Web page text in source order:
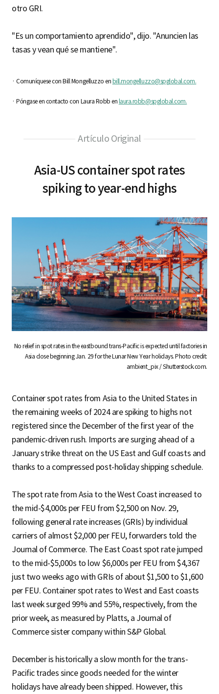
otro GRI.
"Es un comportamiento aprendido", dijo. "Anuncien las
tasas y vean qué se mantiene".
· Comuníquese con Bill Mongelluzzo en bill.mongelluzzo@spglobal.com.
· Póngase en contacto con Laura Robb en laura.robb@spglobal.com.
Artículo Original
Asia-US container spot rates
spiking to year-end highs
No relief in spot rates in the eastbound trans-Pacific is expected until factories in
Asia close beginning Jan. 29 for the Lunar New Year holidays. Photo credit:
ambient_pix / Shutterstock.com.
Container spot rates from Asia to the United States in
the remaining weeks of 2024 are spiking to highs not
registered since the December of the first year of the
pandemic-driven rush. Imports are surging ahead of a
January strike threat on the US East and Gulf coasts and
thanks to a compressed post-holiday shipping schedule.
The spot rate from Asia to the West Coast increased to
the mid-$4,000s per FEU from $2,500 on Nov. 29,
following general rate increases (GRIs) by individual
carriers of almost $2,000 per FEU, forwarders told the
Journal of Commerce. The East Coast spot rate jumped
to the mid-$5,000s to low $6,000s per FEU from $4,367
just two weeks ago with GRIs of about $1,500 to $1,600
per FEU. Container spot rates to West and East coasts
last week surged 99% and 55%, respectively, from the
prior week, as measured by Platts, a Journal of
Commerce sister company within S&P Global.
December is historically a slow month for the trans-
Pacific trades since goods needed for the winter
holidays have already been shipped. However, this